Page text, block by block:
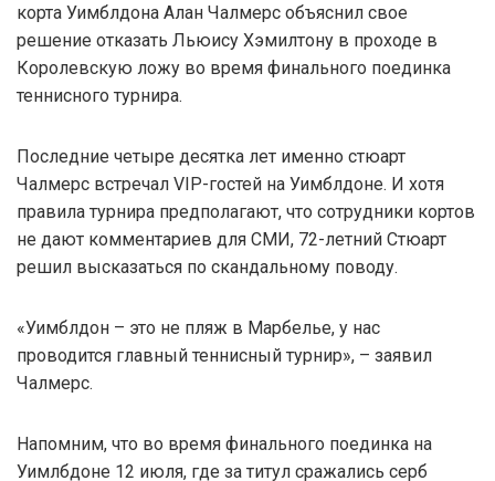
корта Уимблдона Алан Чалмерс объяснил свое
решение отказать Льюису Хэмилтону в проходе в
Королевскую ложу во время финального поединка
теннисного турнира.
Последние четыре десятка лет именно стюарт
Чалмерс встречал VIP-гостей на Уимблдоне. И хотя
правила турнира предполагают, что сотрудники кортов
не дают комментариев для СМИ, 72-летний Стюарт
решил высказаться по скандальному поводу.
«Уимблдон – это не пляж в Марбелье, у нас
проводится главный теннисный турнир», – заявил
Чалмерс.
Напомним, что во время финального поединка на
Уимлбдоне 12 июля, где за титул сражались серб